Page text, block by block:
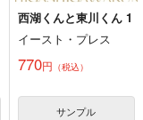
西湖くんと東川くん 1
イースト・プレス
770円 （税込）
サンプル